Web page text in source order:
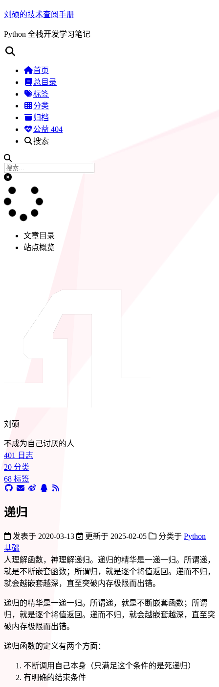
刘硕的技术查阅手册
Python 全栈开发学习笔记
首页
总目录
标签
分类
归档
公益 404
搜索
文章目录
站点概览
刘硕
不成为自己讨厌的人
401
日志
20 分类
68 标签
递归
发表于 2020-03-13 更新于 2025-02-05 分类于 Python
基础
人理解函数，神理解递归。递归的精华是一递一归。所谓递，
就是不断嵌套函数；所谓归，就是逐个将值返回。递而不归，
就会越嵌套越深，直至突破内存极限而出错。
递归的精华是一递一归。所谓递，就是不断嵌套函数；所谓
归，就是逐个将值返回。递而不归，就会越嵌套越深，直至突
破内存极限而出错。
递归函数的定义有两个方面：
不断调用自己本身（只满足这个条件的是死递归）
有明确的结束条件